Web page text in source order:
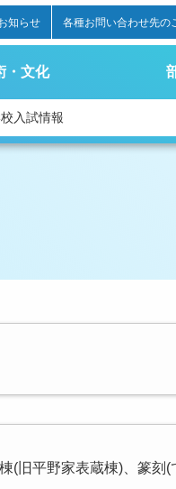
知らせ 各種お問い合わせ先の
・文化
入試情報
(旧平野家表蔵棟)、篆刻(